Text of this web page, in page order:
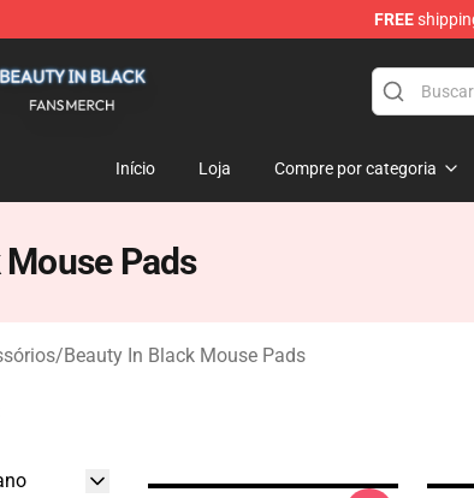
FREE
Início Loja Compre por categoria
Pads
/Beauty In Black Mouse Pads